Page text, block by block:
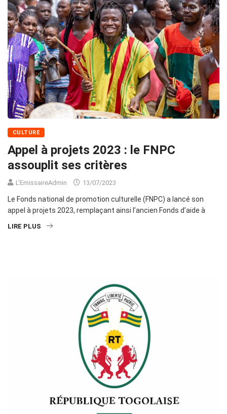
CULTURE
Appel à projets 2023 : le FNPC
assouplit ses critères
L'EmissaireAdmin 13/07/2023
Le Fonds national de promotion culturelle (FNPC) a lancé son
appel à projets 2023, remplaçant ainsi l’ancien Fonds d’aide à
LIRE PLUS